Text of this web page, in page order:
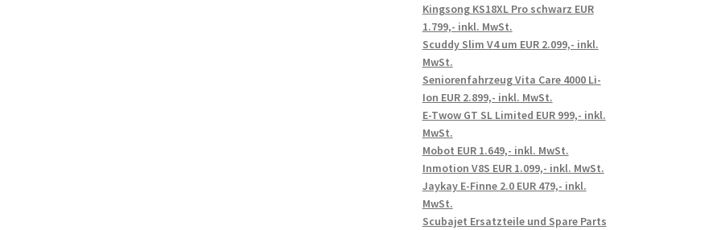
Kingsong KS18XL Pro schwarz EUR
1.799,- inkl. MwSt.
Scuddy Slim V4 um EUR 2.099,- inkl.
MwSt.
Seniorenfahrzeug Vita Care 4000 Li-
Ion EUR 2.899,- inkl. MwSt.
E-Twow GT SL Limited EUR 999,- inkl.
MwSt.
Mobot EUR 1.649,- inkl. MwSt.
Inmotion V8S EUR 1.099,- inkl. MwSt.
Jaykay E-Finne 2.0 EUR 479,- inkl.
MwSt.
Scubajet Ersatzteile und Spare Parts